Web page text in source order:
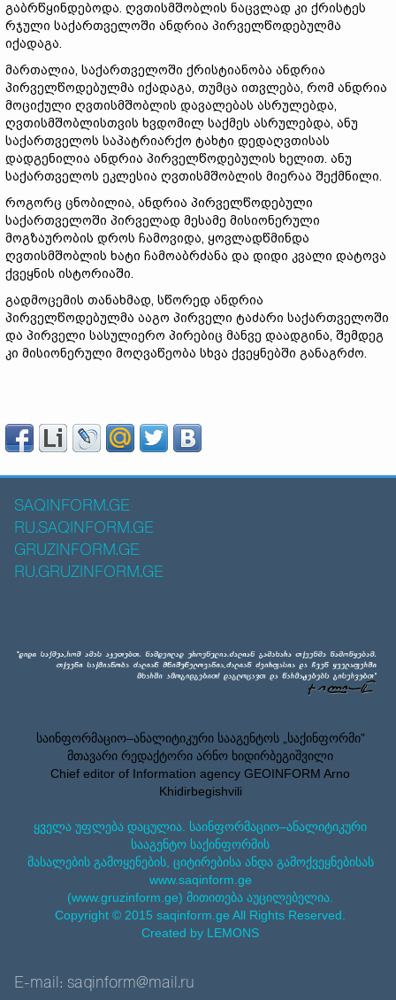
გაბრწყინდებოდა. ღვთისმშობლის ნაცვლად კი ქრისტეს
რჯული საქართველოში ანდრია პირველწოდებულმა
იქადაგა.
მართალია, საქართველოში ქრისტიანობა ანდრია
პირველწოდებულმა იქადაგა, თუმცა ითვლება, რომ ანდრია
მოციქული ღვთისმშობლის დავალებას ასრულებდა,
ღვთისმშობლისთვის ხვდომილ საქმეს ასრულებდა, ანუ
საქართველოს საპატრიარქო ტახტი დედაღვთისას
დადგენილია ანდრია პირველწოდებულის ხელით. ანუ
საქართველოს ეკლესია ღვთისმშობლის მიერაა შექმნილი.
როგორც ცნობილია, ანდრია პირველწოდებული
საქართველოში პირველად მესამე მისიონერული
მოგზაურობის დროს ჩამოვიდა, ყოვლადწმინდა
ღვთისმშობლის ხატი ჩამოაბრძანა და დიდი კვალი დატოვა
ქვეყნის ისტორიაში.
გადმოცემის თანახმად, სწორედ ანდრია
პირველწოდებულმა ააგო პირველი ტაძარი საქართველოში
და პირველი სასულიერო პირებიც მანვე დაადგინა, შემდეგ
კი მისიონერული მოღვაწეობა სხვა ქვეყნებში განაგრძო.
SAQINFORM.GE
RU.SAQINFORM.GE
GRUZINFORM.GE
RU.GRUZINFORM.GE
საინფორმაციო–ანალიტიკური სააგენტოს „საქინფორმი”
მთავარი რედაქტორი არნო ხიდირბეგიშვილი
Chief editor of Information agency GEOINFORM Arno
Khidirbegishvili
ყველა უფლება დაცულია. საინფორმაციო–ანალიტიკური
სააგენტო საქინფორმის
მასალების გამოყენების, ციტირებისა ანდა გამოქვეყნებისას
www.saqinform.ge
(www.gruzinform.ge) მითითება აუცილებელია.
Copyright © 2015 saqinform.ge All Rights Reserved.
Created by LEMONS
E-mail: saqinform@mail.ru